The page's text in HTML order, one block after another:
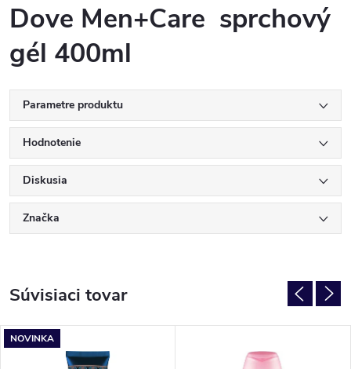
Dove Men+Care sprchový
gél 400ml
Parametre produktu
Hodnotenie
Diskusia
Značka
Súvisiaci tovar
NOVINKA